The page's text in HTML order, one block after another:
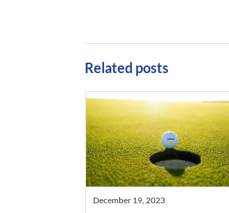
Related posts
December 19, 2023